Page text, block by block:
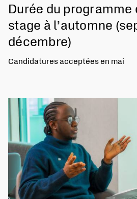
Durée du
stage à l’automne
décembre)
Candidatures acceptées en mai